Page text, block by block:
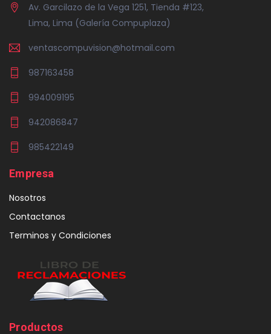
Av. Garcilazo de la Vega 1251, Tienda #123,
Lima, Lima (Galería Compuplaza)
ventascompuvision@hotmail.com
987163458
994009195
942086847
985422149
Empresa
Nosotros
Contactanos
Terminos y Condiciones
Productos